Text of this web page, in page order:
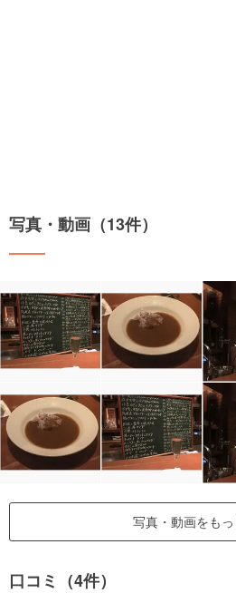
写真・動画（13件）
写真・動画をも
口コミ（4件）